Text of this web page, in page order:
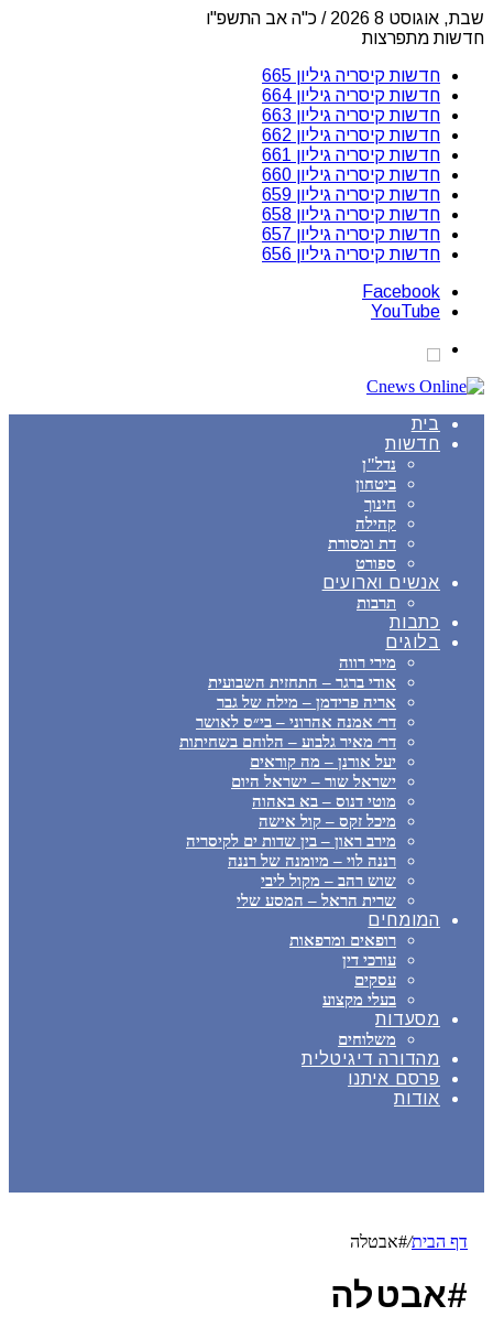
שבת, אוגוסט 8 2026 / כ"ה אב התשפ"ו
חדשות מתפרצות
חדשות קיסריה גיליון 665
חדשות קיסריה גיליון 664
חדשות קיסריה גיליון 663
חדשות קיסריה גיליון 662
חדשות קיסריה גיליון 661
חדשות קיסריה גיליון 660
חדשות קיסריה גיליון 659
חדשות קיסריה גיליון 658
חדשות קיסריה גיליון 657
חדשות קיסריה גיליון 656
Facebook
YouTube
בית
חדשות
נדל"ן
ביטחון
חינוך
קהילה
דת ומסורת
ספורט
אנשים וארועים
תרבות
כתבות
בלוגים
מירי רווה
אודי ברגר – התחזית השבועית
אריה פרידמן – מילה של גבר
דר׳ אמנה אהרוני – בי״ס לאושר
דר׳ מאיר גלבוע – הלוחם בשחיתות
יעל אורנן – מה קוראים
ישראל שור – ישראל היום
מוטי דנוס – בא באהוה
מיכל זקס – קול אישה
מירב ראון – בין שדות ים לקיסריה
רננה לוי – מיומנה של רננה
שוש רהב – מקול ליבי
שרית הראל – המסע שלי
המומחים
רופאים ומרפאות
עורכי דין
עסקים
בעלי מקצוע
מסעדות
משלוחים
מהדורה דיגיטלית
פרסם איתנו
אודות
דף הבית/#אבטלה
#אבטלה